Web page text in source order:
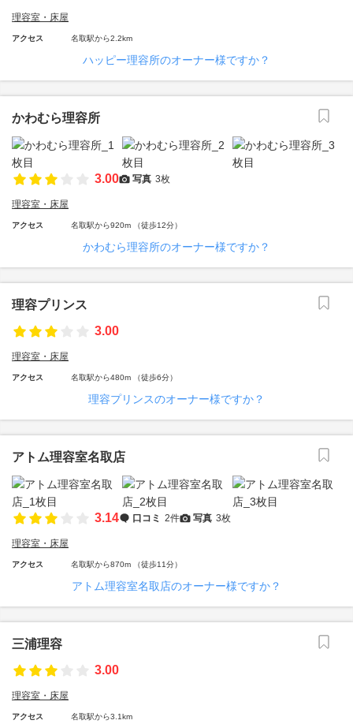
理容室・床屋
アクセス 名取駅から2.2km
ハッピー理容所のオーナー様ですか？
かわむら理容所
3.00 写真 3枚
理容室・床屋
アクセス 名取駅から920m （徒歩12分）
かわむら理容所のオーナー様ですか？
理容プリンス
3.00
理容室・床屋
アクセス 名取駅から480m （徒歩6分）
理容プリンスのオーナー様ですか？
アトム理容室名取店
3.14 口コミ 2件 写真 3枚
理容室・床屋
アクセス 名取駅から870m （徒歩11分）
アトム理容室名取店のオーナー様ですか？
三浦理容
3.00
理容室・床屋
アクセス 名取駅から3.1km